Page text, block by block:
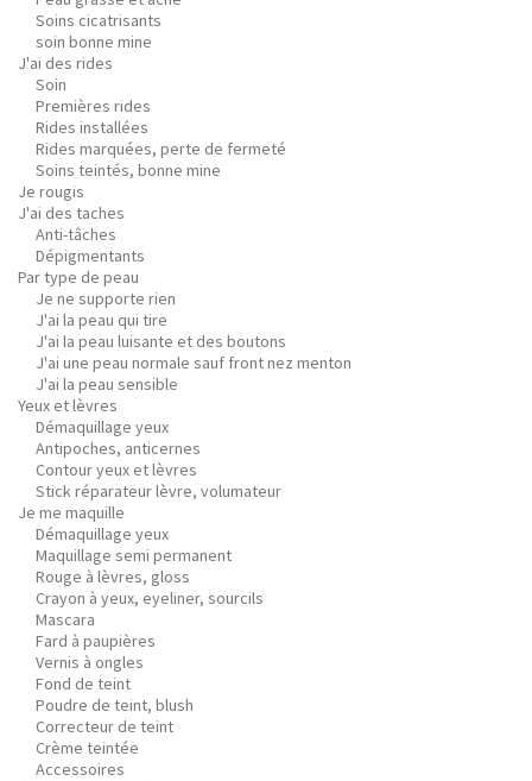
Soins cicatrisants
soin bonne mine
J'ai des rides
Soin
Premières rides
Rides installées
Rides marquées, perte de fermeté
Soins teintés, bonne mine
Je rougis
J'ai des taches
Anti-tâches
Dépigmentants
Par type de peau
Je ne supporte rien
J'ai la peau qui tire
J'ai la peau luisante et des boutons
J'ai une peau normale sauf front nez menton
J'ai la peau sensible
Yeux et lèvres
Démaquillage yeux
Antipoches, anticernes
Contour yeux et lèvres
Stick réparateur lèvre, volumateur
Je me maquille
Démaquillage yeux
Maquillage semi permanent
Rouge à lèvres, gloss
Crayon à yeux, eyeliner, sourcils
Mascara
Fard à paupières
Vernis à ongles
Fond de teint
Poudre de teint, blush
Correcteur de teint
Crème teintée
Accessoires